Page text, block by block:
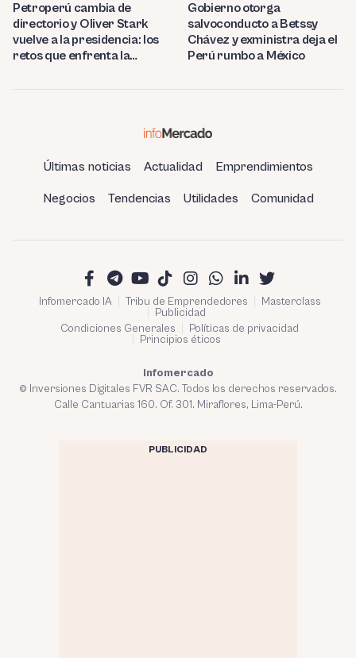
Petroperú cambia de
directorio y Oliver Stark
vuelve a la presidencia: los
retos que enfrenta la
Gobierno otorga
salvoconducto a Betssy
Chávez y exministra deja el
Perú rumbo a México
Últimas noticias Actualidad Emprendimientos
Negocios Tendencias Utilidades Comunidad
Infomercado IA Tribu de Emprendedores
Masterclass
Publicidad
Condiciones Generales
Políticas de privacidad
Principios éticos
Infomercado
© Inversiones Digitales FVR SAC. Todos los derechos reservados.
Calle Cantuarias 160. Of. 301. Miraflores, Lima-Perú.
PUBLICIDAD